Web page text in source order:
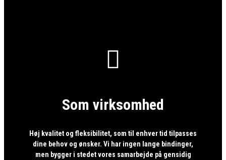

Som virksomhed
Høj kvalitet og fleksibilitet, som til enhver tid tilpasses
dine behov og ønsker. Vi har ingen lange bindinger,
men bygger i stedet vores samarbejde på gensidig